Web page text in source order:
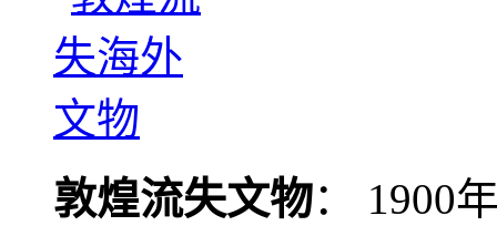
敦煌流失文物： 1900